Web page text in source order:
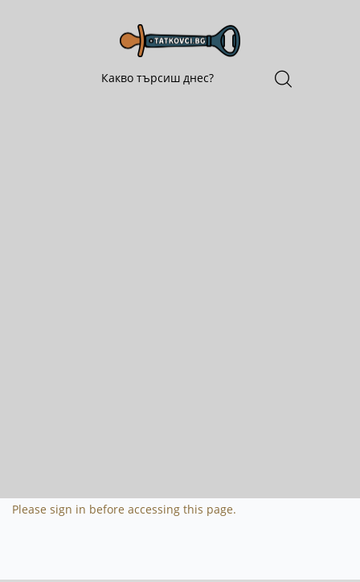
Please sign in before accessing this page.